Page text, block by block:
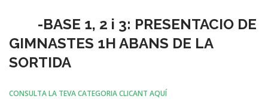
-BASE 1, 2 i 3: PRESENTACIO DE
GIMNASTES 1H ABANS DE LA
SORTIDA
CONSULTA LA TEVA CATEGORIA CLICANT AQUÍ